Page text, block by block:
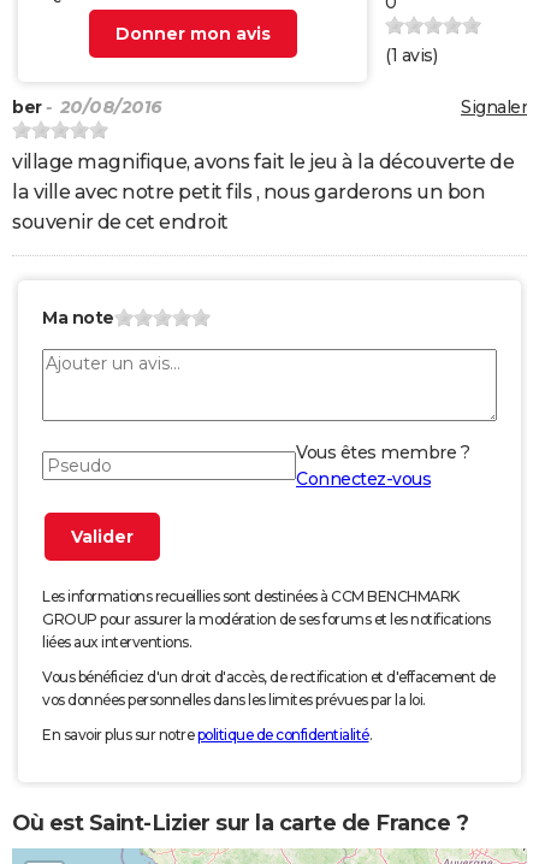
Donner mon avis
(1 avis)
Signaler
ber- 20/08/2016
village magnifique, avons fait le jeu à la découverte de
la ville avec notre petit fils , nous garderons un bon
souvenir de cet endroit
Ma note
Vous êtes membre ?
Connectez-vous
Les informations recueillies sont destinées à CCM BENCHMARK
GROUP pour assurer la modération de ses forums et les notifications
liées aux interventions.
Vous bénéficiez d'un droit d'accès, de rectification et d'effacement de
vos données personnelles dans les limites prévues par la loi.
En savoir plus sur notrepolitique de confidentialité.
Où est Saint-Lizier sur la carte de France ?